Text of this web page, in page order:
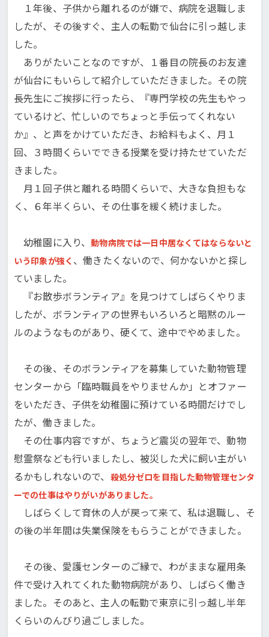
１年後、子供から離れるのが嫌で、病院を退職しま
したが、その後すぐ、主人の転勤で仙台に引っ越しま
した。
ありがたいことなのですが、１番目の院長のお友達
が仙台にもいらして紹介していただきました。その院
長先生にご挨拶に行ったら、『専門学校の先生もやっ
ているけど、忙しいのでちょっと手伝ってくれない
か』、と声をかけていただき、お給料もよく、月１
回、３時間くらいでできる授業を受け持たせていただ
きました。
月１回子供と離れる時間くらいで、大きな負担もな
く、６年半くらい、その仕事を緩く続けました。
幼稚園に入り、動物病院では一日中居なくてはならないと
いう印象が強く 、働きたくないので、何かないかと探し
ていました。
『お散歩ボランティア』を見つけてしばらくやりま
したが、ボランティアの世界もいろいろと暗黙のルー
ルのようなものがあり、硬くて、途中でやめました。
その後、そのボランティアを募集していた動物管理
センターから「臨時職員をやりませんか」とオファー
をいただき、子供を幼稚園に預けている時間だけでし
たが、働きました。
その仕事内容ですが、ちょうど震災の翌年で、動物
慰霊祭なども行いましたし、被災した犬に飼い主がい
るかもしれないので、 殺処分ゼロを目指した動物管理センタ
ーでの仕事はやりがいがありました。
しばらくして育休の人が戻って来て、私は退職し、そ
の後の半年間は失業保険をもらうことができました。
その後、愛護センターのご縁で、わがままな雇用条
件で受け入れてくれた動物病院があり、しばらく働き
ました。そのあと、主人の転勤で東京に引っ越し半年
くらいのんびり過ごしました。